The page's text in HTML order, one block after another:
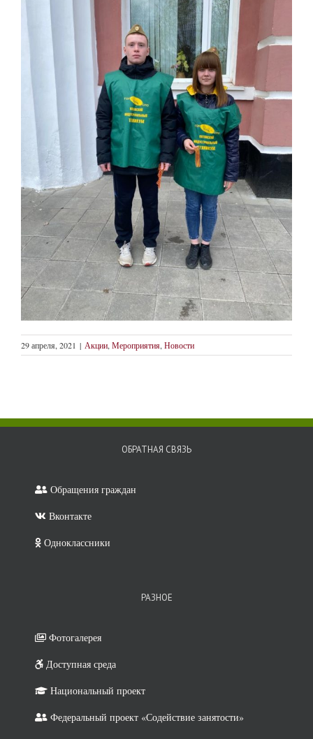
29 апреля, 2021 | Акции, Мероприятия, Новости
ОБРАТНАЯ СВЯЗЬ
Обращения граждан
Вконтакте
Одноклассники
РАЗНОЕ
Фотогалерея
Доступная среда
Национальный проект
Федеральный проект «Содействие занятости»